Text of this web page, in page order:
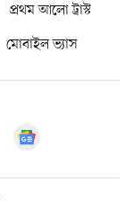
প্রথম আলো ট্রাস্ট
মোবাইল ভ্যাস